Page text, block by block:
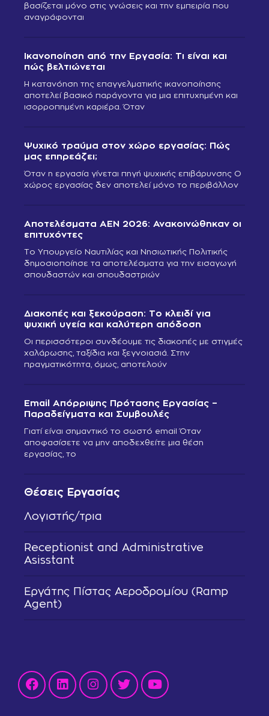
Θέσεις Εργασίας
Λογιστής/τρια
Receptionist and Administrative
Asisstant
Εργάτης Πίστας Αεροδρομίου (Ramp
Agent)
βασίζεται μόνο στις γνώσεις και την εμπειρία που
αναγράφονται
Ικανοποίηση από την Εργασία: Τι είναι και
πώς βελτιώνεται
Η κατανόηση της επαγγελματικής ικανοποίησης
αποτελεί βασικό παράγοντα για μια επιτυχημένη και
ισορροπημένη καριέρα. Όταν
Ψυχικό τραύμα στον χώρο εργασίας: Πώς
μας επηρεάζει;
Όταν η εργασία γίνεται πηγή ψυχικής επιβάρυνσης Ο
χώρος εργασίας δεν αποτελεί μόνο το περιβάλλον
Αποτελέσματα ΑΕΝ 2026: Ανακοινώθηκαν οι
επιτυχόντες
Το Υπουργείο Ναυτιλίας και Νησιωτικής Πολιτικής
δημοσιοποίησε τα αποτελέσματα για την εισαγωγή
σπουδαστών και σπουδαστριών
Διακοπές και ξεκούραση: Το κλειδί για
ψυχική υγεία και καλύτερη απόδοση
Οι περισσότεροι συνδέουμε τις διακοπές με στιγμές
χαλάρωσης, ταξίδια και ξεγνοιασιά. Στην
πραγματικότητα, όμως, αποτελούν
Email Απόρριψης Πρότασης Εργασίας –
Παραδείγματα και Συμβουλές
Γιατί είναι σημαντικό το σωστό email Όταν
αποφασίσετε να μην αποδεχθείτε μια θέση
εργασίας, το